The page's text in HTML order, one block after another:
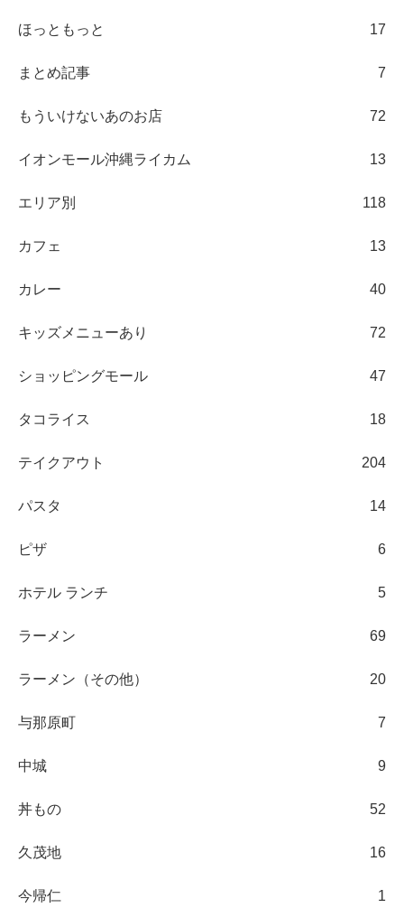
ほっともっと 17
まとめ記事 7
もういけないあのお店 72
イオンモール沖縄ライカム 13
エリア別 118
カフェ 13
カレー 40
キッズメニューあり 72
ショッピングモール 47
タコライス 18
テイクアウト 204
パスタ 14
ピザ 6
ホテル ランチ 5
ラーメン 69
ラーメン（その他） 20
与那原町 7
中城 9
丼もの 52
久茂地 16
今帰仁 1